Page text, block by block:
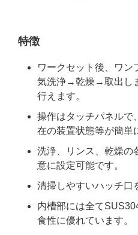
特徴
ワークセット後、ワ
気洗浄→乾燥→取出し
行えます。
操作はタッチパネルで
在の装置状態等が簡単
洗浄、リンス、乾燥の
意に設定可能です。
清掃しやすいハッチ口
内槽部には全て
食性に優れています。